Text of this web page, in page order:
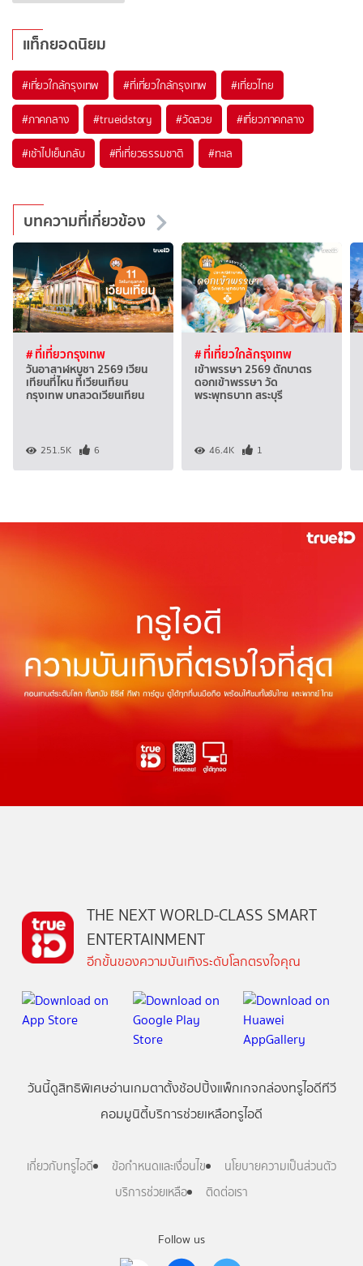
แท็กยอดนิยม
#เที่ยวใกล้กรุงเทพ #ที่เที่ยวใกล้กรุงเทพ #เที่ยวไทย
#ภาคกลาง #trueidstory #วัดสวย #เที่ยวภาคกลาง
#เช้าไปเย็นกลับ #ที่เที่ยวธรรมชาติ #ทะเล
บทความที่เกี่ยวข้อง
# ที่เที่ยวกรุงเทพ
วันอาสาฬหบูชา 2569 เวียน
เทียนที่ไหน ที่เวียนเทียน
กรุงเทพ บทสวดเวียนเทียน
251.5K 6
# ที่เที่ยวใกล้กรุงเทพ
เข้าพรรษา 2569 ตักบาตร
ดอกเข้าพรรษา วัด
พระพุทธบาท สระบุรี
46.4K 1
Follow us
THE NEXT WORLD-CLASS SMART
ENTERTAINMENT
อีกขั้นของความบันเทิงระดับโลกตรงใจคุณ
วันนี้ดูสิทธิพิเศษอ่านเกมตาตั้งช้อปปิ้งแพ็กเกจกล่องทรูไอดีทีวี
คอมมูนิตี้บริการช่วยเหลือทรูไอดี
เกี่ยวกับทรูไอดี ข้อกำหนดและเงื่อนไข
นโยบายความเป็นส่วนตัว
บริการช่วยเหลือ
ติดต่อเรา